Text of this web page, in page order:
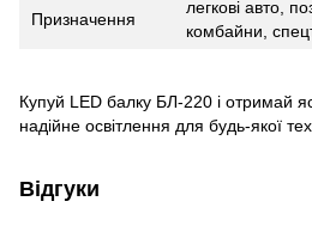
Призначення
легкові авто,
комбайни,
Купуй LED балку БЛ-220 і отримай
надійне освітлення для будь-якої
Відгуки